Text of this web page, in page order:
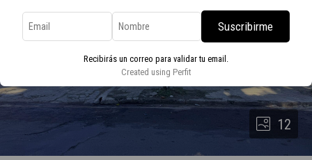
Suscribirme
Recibirás un correo para validar tu email.
Created using Perfit
12